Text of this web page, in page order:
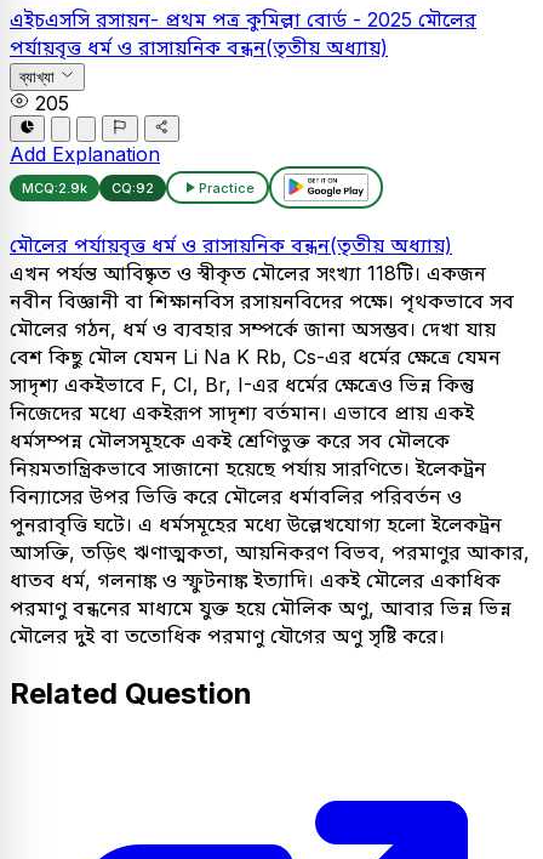
এইচএসসি রসায়ন- প্রথম পত্র কুমিল্লা বোর্ড - 2025 মৌলের
পর্যায়বৃত্ত ধর্ম ও রাসায়নিক বন্ধন(তৃতীয় অধ্যায়)
ব্যাখ্যা
205
Add Explanation
MCQ:2.9k CQ:92 Practice
মৌলের পর্যায়বৃত্ত ধর্ম ও রাসায়নিক বন্ধন(তৃতীয় অধ্যায়)
এখন পর্যন্ত আবিষ্কৃত ও স্বীকৃত মৌলের সংখ্যা 118টি। একজন
নবীন বিজ্ঞানী বা শিক্ষানবিস রসায়নবিদের পক্ষে। পৃথকভাবে সব
মৌলের গঠন, ধর্ম ও ব্যবহার সম্পর্কে জানা অসম্ভব। দেখা যায়
বেশ কিছু মৌল যেমন Li Na K Rb, Cs-এর ধর্মের ক্ষেত্রে যেমন
সাদৃশ্য একইভাবে F, CI, Br, I-এর ধর্মের ক্ষেত্রেও ভিন্ন কিন্তু
নিজেদের মধ্যে একইরূপ সাদৃশ্য বর্তমান। এভাবে প্রায় একই
ধর্মসম্পন্ন মৌলসমূহকে একই শ্রেণিভুক্ত করে সব মৌলকে
নিয়মতান্ত্রিকভাবে সাজানো হয়েছে পর্যায় সারণিতে। ইলেকট্রন
বিন্যাসের উপর ভিত্তি করে মৌলের ধর্মাবলির পরিবর্তন ও
পুনরাবৃত্তি ঘটে। এ ধর্মসমূহের মধ্যে উল্লেখযোগ্য হলো ইলেকট্রন
আসক্তি, তড়িৎ ঋণাত্মকতা, আয়নিকরণ বিভব, পরমাণুর আকার,
ধাতব ধর্ম, গলনাঙ্ক ও স্ফুটনাঙ্ক ইত্যাদি। একই মৌলের একাধিক
পরমাণু বন্ধনের মাধ্যমে যুক্ত হয়ে মৌলিক অণু, আবার ভিন্ন ভিন্ন
মৌলের দুই বা ততোধিক পরমাণু যৌগের অণু সৃষ্টি করে।
Related Question